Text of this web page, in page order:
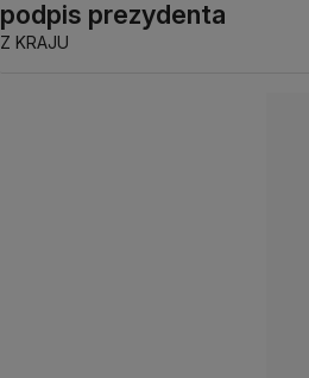
podpis prezydenta
Z KRAJU